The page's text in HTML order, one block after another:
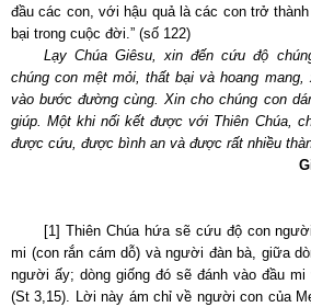
đầu các con, với hậu quả là các con trở
bại trong cuộc đời.” (số 122)
Lạy Chúa Giêsu, xin đến cứu độ
chúng con mệt mỏi, thất bại và hoang
vào bước đường cùng. Xin cho chúng con
giúp. Một khi nối kết được với Thiên Chúa,
được cứu, được bình an và được rất nhiều
[1] Thiên Chúa hứa sẽ cứu độ con
mi (con rắn cám dỗ) và người đàn bà, giữa
người ấy; dòng giống đó sẽ đánh vào đầu
(St 3,15). Lời này ám chỉ về người con của